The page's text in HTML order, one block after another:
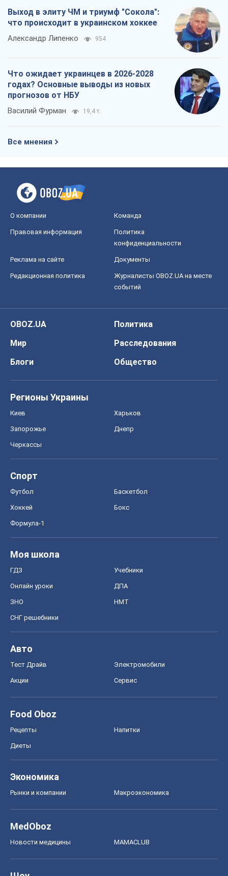
Выход в элиту ЧМ и триумф "Сокола":
что происходит в украинском хоккее
Александр Липенко 954
Что ожидает украинцев в 2026-2028
годах? Основные выводы из новых
прогнозов от НБУ
Василий Фурман 19,4 т.
Все мнения
О компании Команда
Правовая информация
Политика
конфиденциальности
Реклама на сайте Документы
Редакционная политика
Журналисты OBOZ.UA на месте
событий
OBOZ.UA
Политика
Мир
Расследования
Блоги
Общество
Регионы Украины
Киев Харьков
Запорожье Днепр
Черкассы
Спорт
Футбол Баскетбол
Хоккей Бокс
Формула-1
Моя школа
ГДЗ Учебники
Онлайн уроки ДПА
ЗНО НМТ
СНГ решебники
Авто
Тест Драйв Электромобили
Акции Сервис
Food Oboz
Рецепты Напитки
Диеты
Экономика
Рынки и компании Mакроэкономика
MedOboz
Новости медицины MAMACLUB